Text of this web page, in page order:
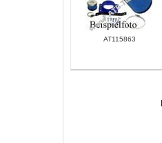
AT115863